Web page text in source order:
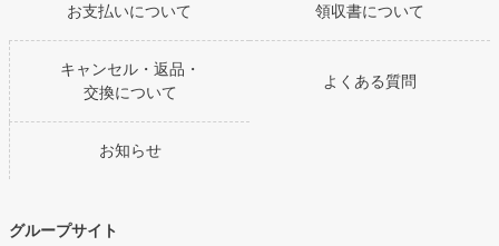
お支払いについて 領収書について
キャンセル・返品・
交換について
よくある質問
お知らせ
グループサイト